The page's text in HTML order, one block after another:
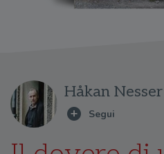
Håkan Nesser